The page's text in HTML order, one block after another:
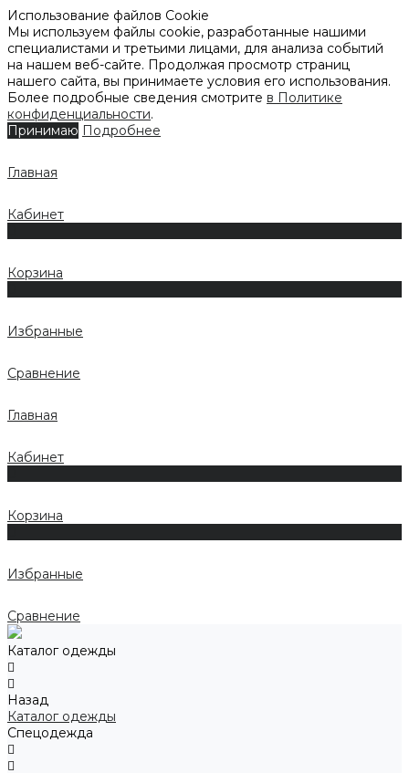
Использование файлов Cookie
Мы используем файлы cookie, разработанные нашими
специалистами и третьими лицами, для анализа событий
на нашем веб-сайте. Продолжая просмотр страниц
нашего сайта, вы принимаете условия его использования.
Более подробные сведения смотрите в Политике
конфиденциальности.
Принимаю Подробнее
Главная
Кабинет
Корзина
Избранные
Сравнение
Главная
Кабинет
Корзина
Избранные
Сравнение
Каталог одежды
Назад
Каталог одежды
Спецодежда